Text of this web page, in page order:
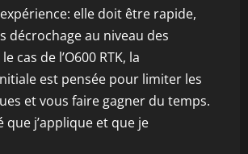
elle doit être rapide,
décrochage au niveau des
cas de l’O600 RTK, la
est pensée pour limiter les
et vous faire gagner du temps.
que j’applique et que je